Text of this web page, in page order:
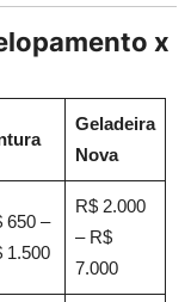
x
Geladeira
Nova
650 –
1.500
R$ 2.000
– R$
7.000